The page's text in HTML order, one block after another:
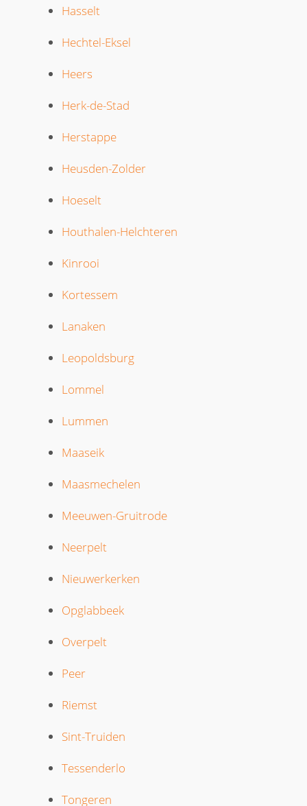
Hasselt
Hechtel-Eksel
Heers
Herk-de-Stad
Herstappe
Heusden-Zolder
Hoeselt
Houthalen-Helchteren
Kinrooi
Kortessem
Lanaken
Leopoldsburg
Lommel
Lummen
Maaseik
Maasmechelen
Meeuwen-Gruitrode
Neerpelt
Nieuwerkerken
Opglabbeek
Overpelt
Peer
Riemst
Sint-Truiden
Tessenderlo
Tongeren